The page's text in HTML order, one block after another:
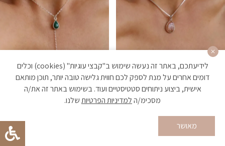
רשפון-שרשרת עניבה עם אבן
לידיעתכם, באתר זה נעשה שימוש ב"קבצי עוגיות" (cookies) וכלים
דומים אחרים על מנת לספק לכם חווית גלישה טובה יותר, תוכן מותאם
אישית, ביצוע ניתוחים סטטיסטיים ועוד. בשימוש באתר זה את/ה
מסכימ/הלמדיניות הפרטיותשלנו.
מאושר